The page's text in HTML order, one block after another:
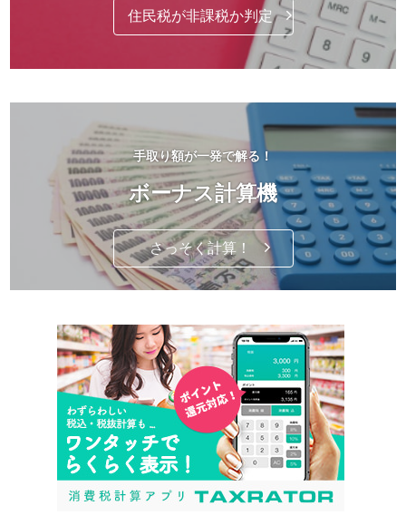
住民税が非課税か判定
手取り額が一発で解る！
ボーナス計算機
さっそく計算！